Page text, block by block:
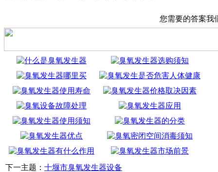
您需要的答案我
下一主题： 十堰市臭氧发生器设备